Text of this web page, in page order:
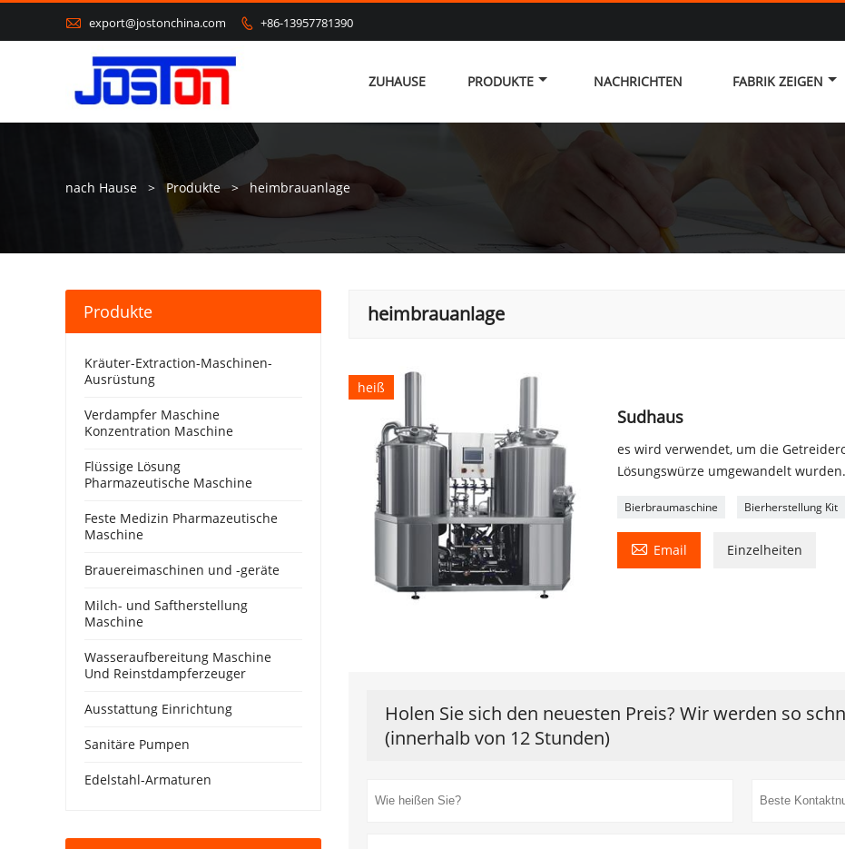
 export@jostonchina.com  +86-13957781390
ZUHAUSE PRODUKTE NACHRICHTEN FABRIK ZEIGEN
nach Hause > Produkte > heimbrauanlage
heimbrauanlage
heiß
Sudhaus
es wird verwendet, um die
Lösungswürze umgewandelt wurden.
Bierbraumaschine Bierherstellung Kit
 Email Einzelheiten
Holen Sie sich den neuesten Preis? Wir werden so
(innerhalb von 12 Stunden)
Produkte
Kräuter-Extraction-Maschinen-
Ausrüstung
Verdampfer Maschine
Konzentration Maschine
Flüssige Lösung
Pharmazeutische Maschine
Feste Medizin Pharmazeutische
Maschine
Brauereimaschinen und -geräte
Milch- und Saftherstellung
Maschine
Wasseraufbereitung Maschine
Und Reinstdampferzeuger
Ausstattung Einrichtung
Sanitäre Pumpen
Edelstahl-Armaturen